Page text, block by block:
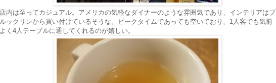
店内は至ってカジュアル。アメリカの気軽なダイナーのような雰囲気であり、インテリアはブ
ルックリンから買い付けているそうな。ピークタイムであっても空いており、1人客でも気前
よく4人テーブルに通してくれるのが嬉しい。